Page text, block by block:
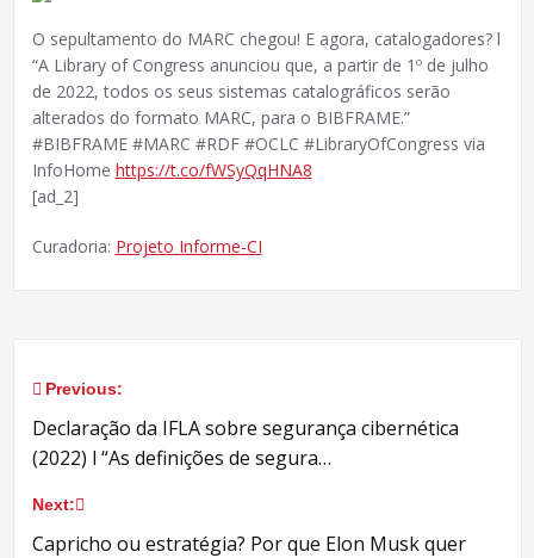
O sepultamento do MARC chegou! E agora, catalogadores? l
“A Library of Congress anunciou que, a partir de 1º de julho
de 2022, todos os seus sistemas catalográficos serão
alterados do formato MARC, para o BIBFRAME.”
#BIBFRAME #MARC #RDF #OCLC #LibraryOfCongress via
InfoHome https://t.co/fWSyQqHNA8
[ad_2]
Curadoria: Projeto Informe-CI
Navegação
de
Post
Previous:
Declaração da IFLA sobre segurança cibernética
(2022) l “As definições de segura…
Next:
Capricho ou estratégia? Por que Elon Musk quer